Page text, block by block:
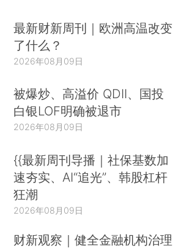
最新财新周刊｜欧洲高温改变
了什么？
2026年08月09日
被爆炒、高溢价 QDII、国投
白银LOF明确被退市
2026年08月09日
{{最新周刊导播｜社保基数加
速夯实、AI“追光”、韩股杠杆
狂潮
2026年08月09日
财新观察｜健全金融机构治理